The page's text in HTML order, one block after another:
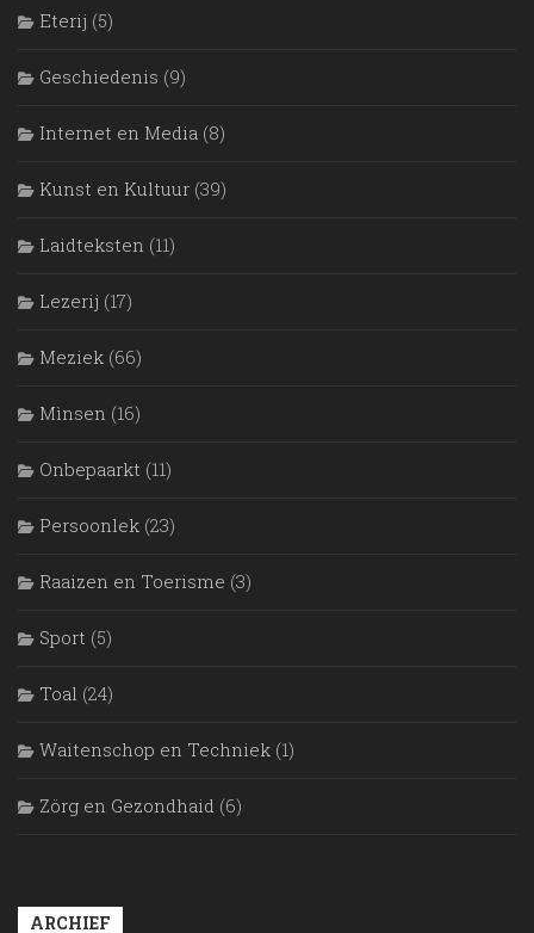
Eterij (5)
Geschiedenis (9)
Internet en Media (8)
Kunst en Kultuur (39)
Laidteksten (11)
Lezerij (17)
Meziek (66)
Mìnsen (16)
Onbepaarkt (11)
Persoonlek (23)
Raaizen en Toerisme (3)
Sport (5)
Toal (24)
Waitenschop en Techniek (1)
Zörg en Gezondhaid (6)
ARCHIEF